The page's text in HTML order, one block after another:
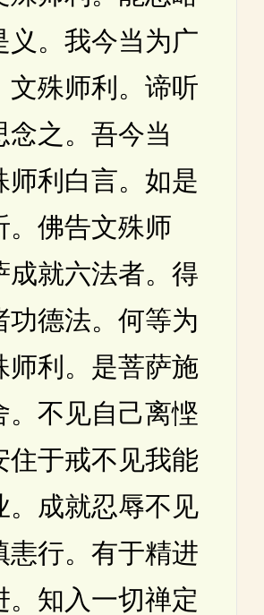
义。我今当为广
文殊师利。谛听
念之。吾今当
师利白言。如是
。佛告文殊师
成就六法者。得
功德法。何等为
师利。是菩萨施
。不见自己离悭
住于戒不见我能
。成就忍辱不见
恚行。有于精进
。知入一切禅定